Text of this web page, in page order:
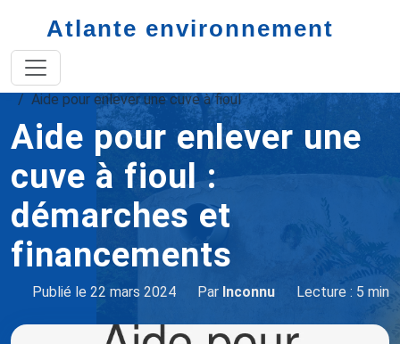
Atlante environnement
Accueil
Aide pour enlever une cuve à fioul
Aide pour enlever une
cuve à fioul :
démarches et
financements
Publié le 22 mars 2024 Par Inconnu Lecture : 5 min